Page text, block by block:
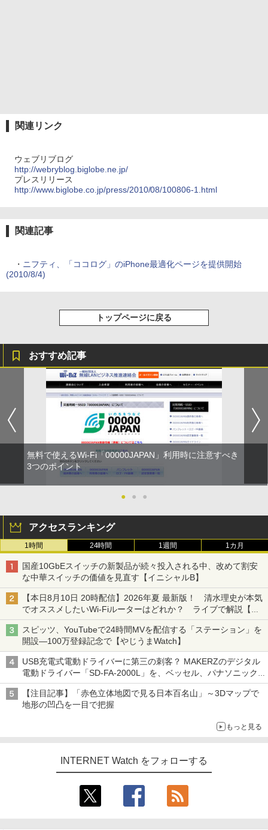
関連リンク
ウェブリブログ
http://webryblog.biglobe.ne.jp/
プレスリリース
http://www.biglobe.co.jp/press/2010/08/100806-1.html
関連記事
・ ニフティ、「ココログ」のiPhone最適化ページを提供開始
(2010/8/4)
トップページに戻る
おすすめ記事
無料で使えるWi-Fi「00000JAPAN」利用時に注意すべき
3つのポイント
● ● ●
アクセスランキング
1時間 24時間 1週間 1カ月
国産10GbEスイッチの新製品が続々投入される中、改めて割安
な中華スイッチの価値を見直す【イニシャルB】
【本日8月10日 20時配信】2026年夏 最新版！ 清水理史が本気
でオススメしたいWi-Fiルーターはどれか？ ライブで解説【清
水理史の「イニシャルB」チャンネル】
スピッツ、YouTubeで24時間MVを配信する「ステーション」を
開設―100万登録記念で【やじうまWatch】
USB充電式電動ドライバーに第三の刺客？ MAKERZのデジタル
電動ドライバー「SD-FA-2000L」を、ベッセル、パナソニック
と比較してみた記事に注目が集まる【アクセスランキング】
【注目記事】「赤色立体地図で見る日本百名山」～3Dマップで
地形の凹凸を一目で把握
もっと見る
INTERNET Watch をフォローする